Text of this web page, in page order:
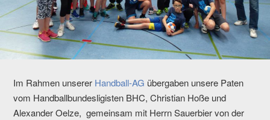
Im Rahmen unserer Handball-AG übergaben unsere Paten
vom Handballbundesligisten BHC, Christian Hoße und
Alexander Oelze, gemeinsam mit Herrn Sauerbier von der